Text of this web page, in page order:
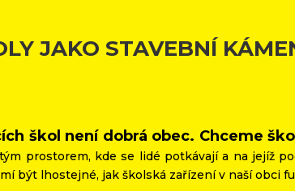
JAKO STAVEBNÍ
škol není dobrá obec. Chceme
prostorem, kde se lidé potkávají a na jejíž
být lhostejné, jak školská zařízení v naší obci